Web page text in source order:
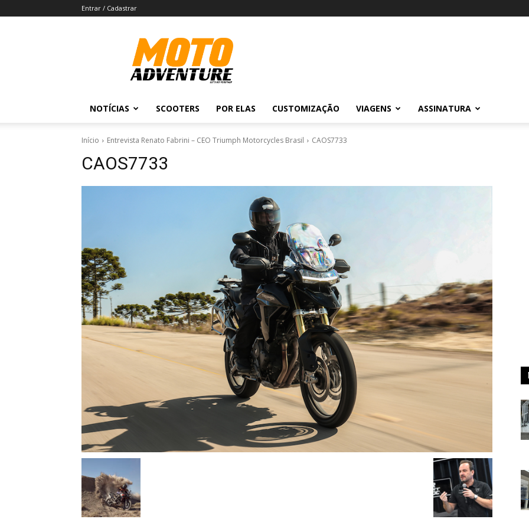
Entrar / Cadastrar
Revista
Moto
Adventure
NOTÍCIAS SCOOTERS POR ELAS CUSTOMIZAÇÃO VIAGENS ASSINATURA
Início Entrevista Renato Fabrini – CEO Triumph Motorcycles Brasil CAOS7733
CAOS7733